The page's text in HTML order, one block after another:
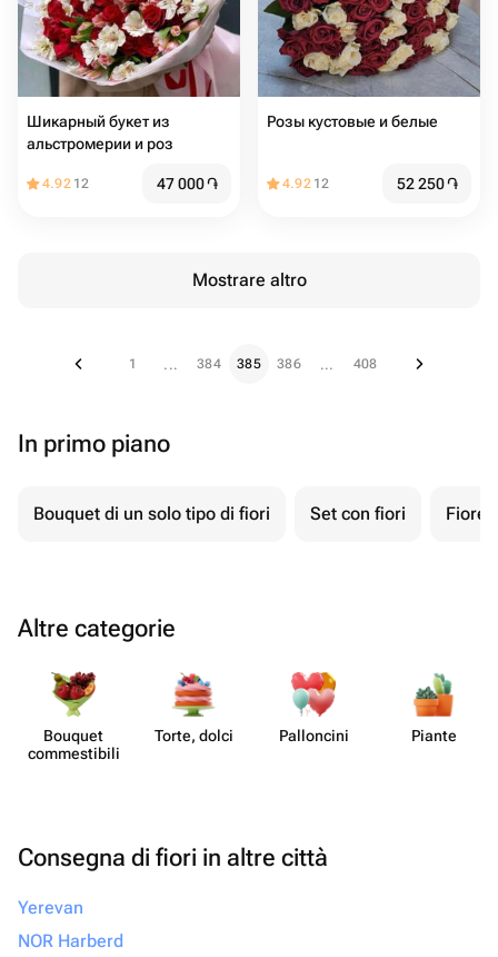
Шикарный букет из
альстромерии и роз
4.92 12 47 000֏
Розы кустовые и белые
4.92 12 52 250֏
Mostrare altro
1 ... 384 385 386 ... 408
In primo piano
Bouquet di un solo tipo di fiori Set con fiori Fiore
Altre categorie
Bouquet
commes​tibili
Torte, dolci Pall​oncini Piante
Consegna di fiori in altre città
Yerevan
NOR Harberd